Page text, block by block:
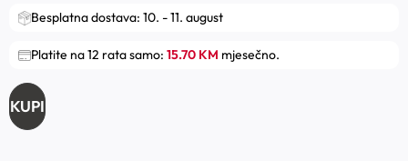
Besplatna dostava: 10. - 11. august
Platite na 12 rata samo: 15.70 KM mjesečno.
KUPI